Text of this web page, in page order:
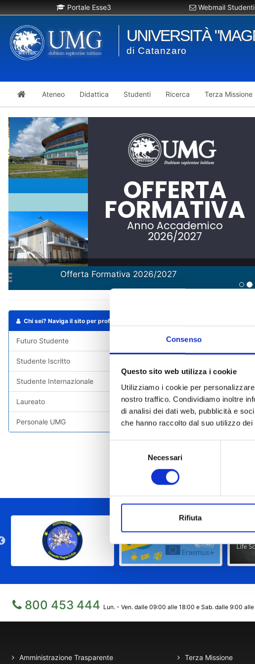
Consenso
Questo sito web utilizza i cookie
Utilizziamo i cookie per
nostro traffico. Condividiamo inoltre
di analisi dei dati web, pubblicità e
che hanno raccolto dal suo utilizzo
Necessari
Rifiuta
Portale Esse3 Webmail Studenti
UNIVERSITÀ
di Catanzaro
Ateneo Didattica Studenti Ricerca Terza Missione
Scuola Alta
Chi sei? Naviga il sito per profilo
Futuro Studente
Studente Iscritto
Studente Internazionale
Laureato
Personale UMG
Organi di Ateneo
Gli Uffici
Sistema Bibliotecario
800 453 444 Lun. - Ven. dalle 09:00 alle 18:00 e Sab. dalle 9:00
Amministrazione Trasparente Terza Missione